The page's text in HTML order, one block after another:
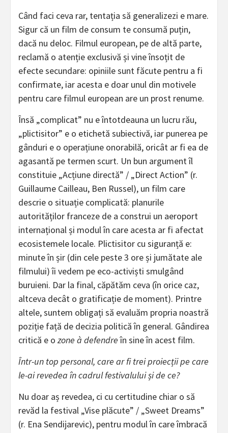
Când faci ceva rar, tentația să generalizezi e mare.
Sigur că un film de consum te consumă puțin,
dacă nu deloc. Filmul european, pe de altă parte,
reclamă o atenție exclusivă și vine însoțit de
efecte secundare: opiniile sunt făcute pentru a fi
confirmate, iar acesta e doar unul din motivele
pentru care filmul european are un prost renume.
Însă „complicat” nu e întotdeauna un lucru rău,
„plictisitor” e o etichetă subiectivă, iar punerea pe
gânduri e o operațiune onorabilă, oricât ar fi ea de
agasantă pe termen scurt. Un bun argument îl
constituie „Acțiune directă” / „Direct Action” (r.
Guillaume Cailleau, Ben Russel), un film care
descrie o situație complicată: planurile
autorităților franceze de a construi un aeroport
internațional și modul în care acesta ar fi afectat
ecosistemele locale. Plictisitor cu siguranță e:
minute în șir (din cele peste 3 ore și jumătate ale
filmului) îi vedem pe eco-activiști smulgând
buruieni. Dar la final, căpătăm ceva (în orice caz,
altceva decât o gratificație de moment). Printre
altele, suntem obligați să evaluăm propria noastră
poziție față de decizia politică în general. Gândirea
critică e o zone à defendreîn sine în acest film.
Într-un top personal, care ar fi trei proiecții pe care
le-ai revedea în cadrul festivalului și de ce?
Nu doar aș revedea, ci cu certitudine chiar o să
revăd la festival „Vise plăcute” / „Sweet Dreams”
(r. Ena Sendijarevic), pentru modul în care îmbracă